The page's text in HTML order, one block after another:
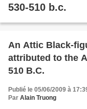
530-510 b.c.
An Attic Black-
attributed to the
510 B.C.
Publié le 05/06/2009 à
Par Alain Truong